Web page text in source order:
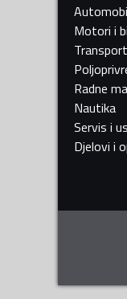
Motori i
Radne
Nautika
Servis i
Djelovi i